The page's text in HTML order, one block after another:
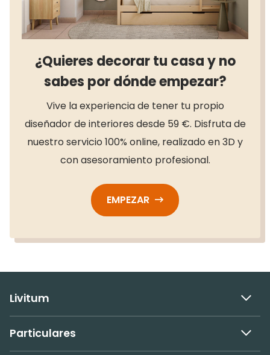
¿Quieres decorar tu casa y no
sabes por dónde empezar?
Vive la experiencia de tener tu propio
diseñador de interiores desde 59 €. Disfruta de
nuestro servicio 100% online, realizado en 3D y
con asesoramiento profesional.
EMPEZAR
Livitum
Particulares